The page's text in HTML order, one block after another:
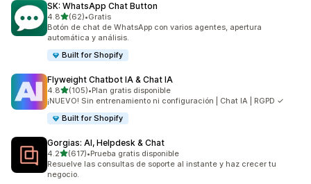
SK: WhatsApp Chat Button
4.8de 5 estrellas
(62)
62 reseñas en total
•Gratis
Botón de chat de WhatsApp con varios agentes, apertura
automática y análisis.
Built for Shopify
Flyweight Chatbot IA & Chat IA
4.8de 5 estrellas
(105)
105 reseñas en total
•Plan gratis disponible
¡NUEVO! Sin entrenamiento ni configuración | Chat IA | RGPD ✓
Built for Shopify
Gorgias: AI, Helpdesk & Chat
4.2de 5 estrellas
(617)
617 reseñas en total
•Prueba gratis disponible
Resuelve las consultas de soporte al instante y haz crecer tu
negocio.